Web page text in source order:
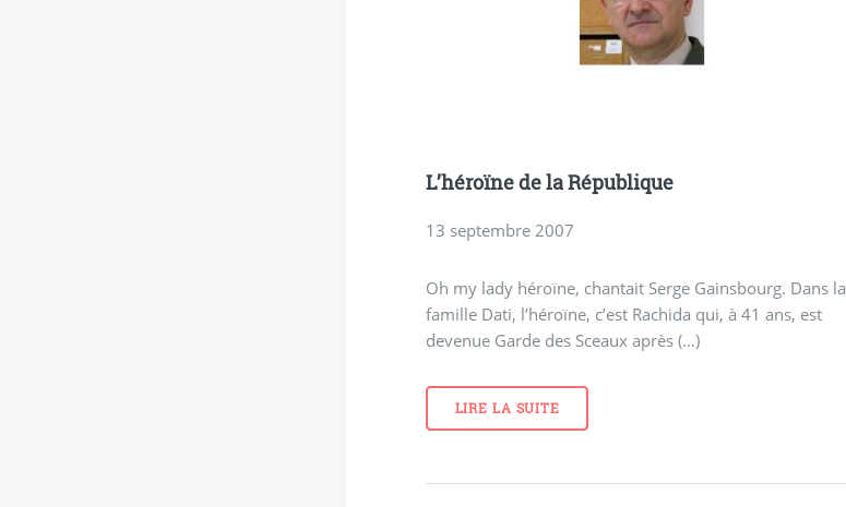
L’héroïne de la République
13 septembre 2007
Oh my lady héroïne, chantait Serge Gainsbourg. Dans la
famille Dati, l’héroïne, c’est Rachida qui, à 41 ans, est
devenue Garde des Sceaux après (…)
LIRE LA SUITE